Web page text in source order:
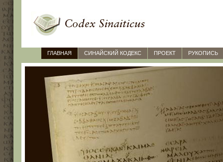
ГЛАВНАЯ СИНАЙСКИЙ КОДЕКС ПРОЕКТ РУКОПИСЬ